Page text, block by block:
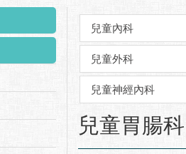
兒童內科
兒童外科
兒童神經內科
:::
兒童胃腸科